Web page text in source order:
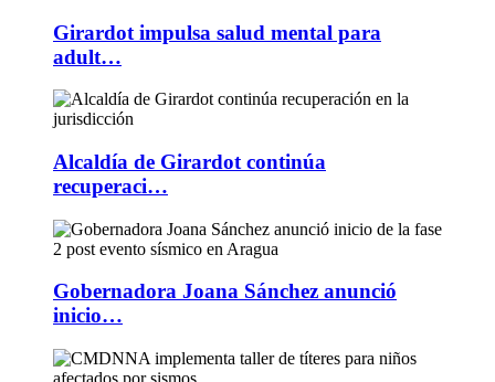
Girardot impulsa salud mental para
adult…
Alcaldía de Girardot continúa
recuperaci…
Gobernadora Joana Sánchez anunció
inicio…